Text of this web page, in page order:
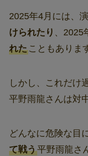
2025年4月には、
けられたり 、2025
れたこともありま
しかし、これだけ
平野雨龍さんは対
どんなに危険な目
て戦う平野雨龍さ